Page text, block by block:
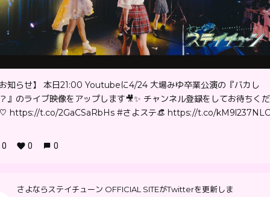
知らせ】 本日21:00 Youtubeに4/24 大場みゆ卒業公演の『バカし
』のライブ映像をアップします🎥✨ チャンネル登録をしてお待ちく
https://t.co/2GaCSaRbHs #さよステ👒 https://t.co/kM9l237NLC
0 0 0
さよならステイチューン OFFICIAL SITEがTwitterを更新しま